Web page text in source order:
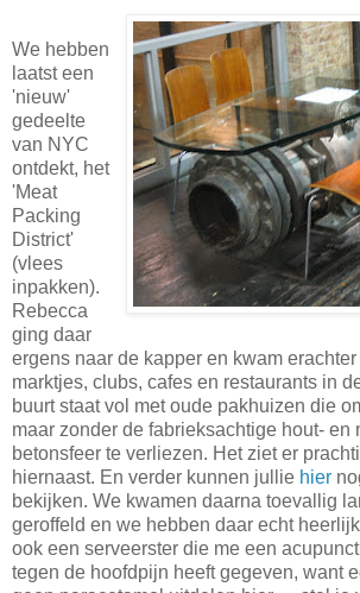
We hebben
laatst een
'nieuw'
gedeelte
van NYC
ontdekt, het
'Meat
Packing
District'
(vlees
inpakken).
Rebecca
ging daar
ergens naar de kapper en kwam
marktjes, clubs, cafes en restaurants in
buurt staat vol met oude pakhuizen die
maar zonder de fabrieksachtige hout- en
betonsfeer te verliezen. Het ziet er
hiernaast. En verder kunnen jullie hier
bekijken. We kwamen daarna toevallig
geroffeld en we hebben daar echt
ook een serveerster die me een
tegen de hoofdpijn heeft gegeven, want